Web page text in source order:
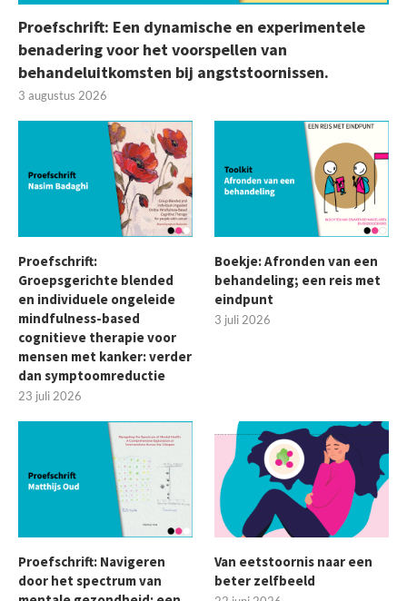
Proefschrift: Een dynamische en experimentele
benadering voor het voorspellen van
behandeluitkomsten bij angststoornissen.
3 augustus 2026
Proefschrift:
Groepsgerichte blended
en individuele ongeleide
mindfulness-based
cognitieve therapie voor
mensen met kanker: verder
dan symptoomreductie
23 juli 2026
Boekje: Afronden van een
behandeling; een reis met
eindpunt
3 juli 2026
Proefschrift: Navigeren
door het spectrum van
Van eetstoornis naar een
beter zelfbeeld